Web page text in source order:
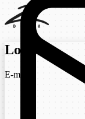
Login
E-mail